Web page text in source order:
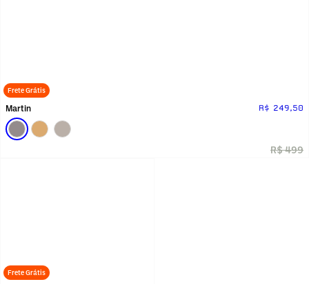
Frete Grátis
Martin R$ 249,50
R$ 499
Frete Grátis